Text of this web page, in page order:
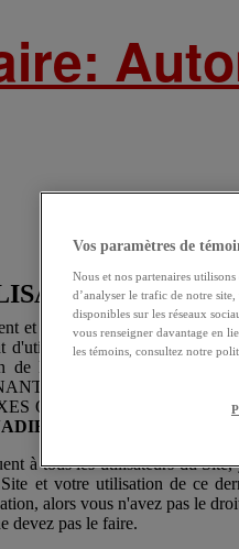
Vos paramètres de
Nous et nos partenaires
d’analyser le trafic de notre
disponibles sur les réseaux
vous renseigner davantage en
les témoins, consultez notre